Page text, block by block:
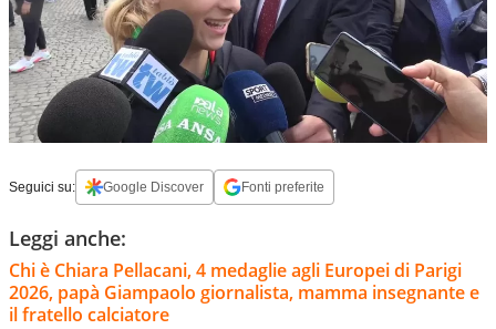
Seguici su: Google Discover Fonti preferite
Leggi anche:
Chi è Chiara Pellacani, 4 medaglie agli Europei di Parigi
2026, papà Giampaolo giornalista, mamma insegnante e
il fratello calciatore